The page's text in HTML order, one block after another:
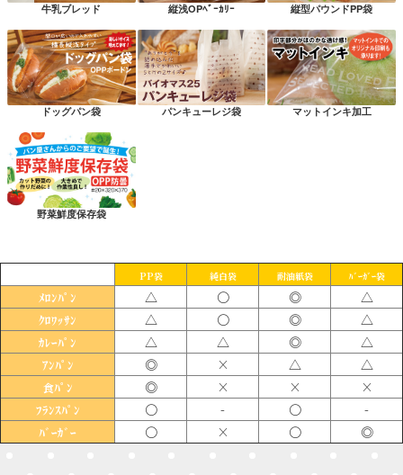
牛乳ブレッド 縦浅OPﾍﾞｰｶﾘｰ 縦型パウンドPP袋
ドッグパン袋 パンキューレジ袋 マットインキ加工
野菜鮮度保存袋
PP袋 純白袋 耐油紙袋 ﾊﾞｰｶﾞｰ袋
ﾒﾛﾝﾊﾟﾝ △ 〇 ◎ △
ｸﾛﾜｯｻﾝ △ 〇 ◎ △
ｶﾚｰﾊﾟﾝ △ △ ◎ △
ｱﾝﾊﾟﾝ ◎ × △ △
食ﾊﾟﾝ ◎ × × ×
ﾌﾗﾝｽﾊﾟﾝ 〇 - 〇 -
ﾊﾞｰｶﾞｰ 〇 × 〇 ◎